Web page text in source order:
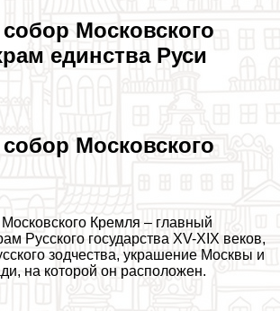
Московского
единства Руси
Московского
Кремля – главный
Русского государства XV-XIX веков,
зодчества, украшение Москвы и
на которой он расположен.